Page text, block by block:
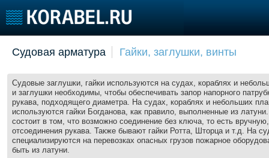
Пульс
Новости
Компании
Репутация
Работа
Крюинг
Доска объявлений
Продажа флота
Оборудование
Изделия
Материалы
Личности
Словарь
Судовая арматура Гайки, заглушки, винты
Судовые заглушки, гайки используются на судах, кораблях и
и заглушки необходимы, чтобы обеспечивать запор напорного
рукава, подходящего диаметра. На судах, кораблях и небольших
используются гайки Богданова, как правило, выполненные из
состоит в том, что возможно соединение без ключа, то есть
отсоединения рукава. Также бывают гайки Ротта, Шторца и т.д. На
специализируются на перевозках опасных грузов пожарное
быть из латуни.